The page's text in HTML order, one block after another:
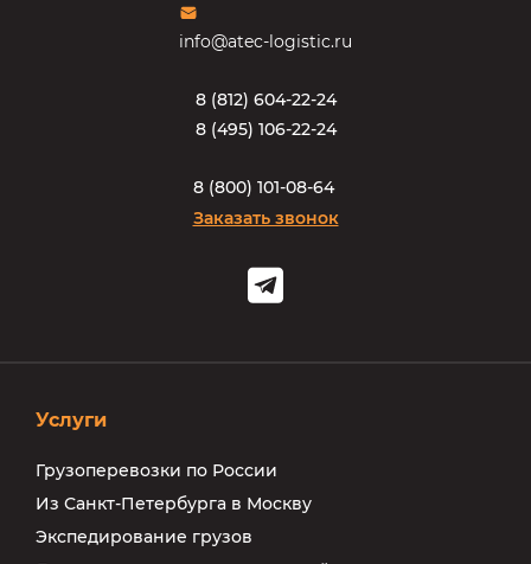
info@atec-logistic.ru
8 (812) 604-22-24
8 (495) 106-22-24
8 (800) 101-08-64
Заказать звонок
Услуги
Грузоперевозки по России
Из Санкт-Петербурга в Москву
Экспедирование грузов